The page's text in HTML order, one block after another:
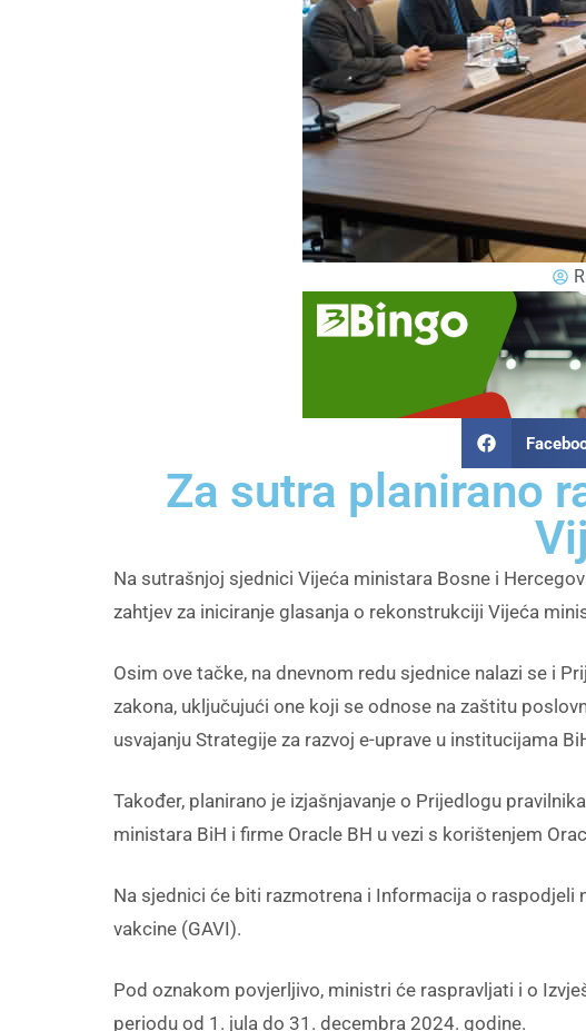
Za sutra planirano
Na sutrašnjoj sjednici Vijeća ministara Bosne i
zahtjev za iniciranje glasanja o rekonstrukciji Vijeća
Osim ove tačke, na dnevnom redu sjednice nalazi se i
zakona, uključujući one koji se odnose na zaštitu
usvajanju Strategije za razvoj e-uprave u institucijama
Također, planirano je izjašnjavanje o Prijedlogu
ministara BiH i firme Oracle BH u vezi s korištenjem
Na sjednici će biti razmotrena i Informacija o raspodjeli
vakcine (GAVI).
Pod oznakom povjerljivo, ministri će raspravljati i o
periodu od 1. jula do 31. decembra 2024. godine.